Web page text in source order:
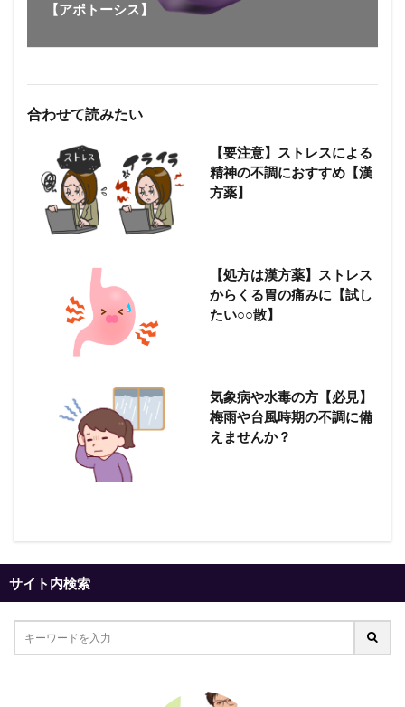
【アポトーシス】
合わせて読みたい
【要注意】ストレスによる
精神の不調におすすめ【漢
方薬】
【処方は漢方薬】ストレス
からくる胃の痛みに【試し
たい○○散】
気象病や水毒の方【必見】
梅雨や台風時期の不調に備
えませんか？
サイト内検索